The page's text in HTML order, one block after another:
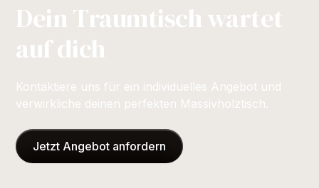
Dein Traumtisch wartet
auf dich
Kontaktiere uns für ein individuelles Angebot und
verwirkliche deinen perfekten Massivholztisch.
Jetzt Angebot anfordern